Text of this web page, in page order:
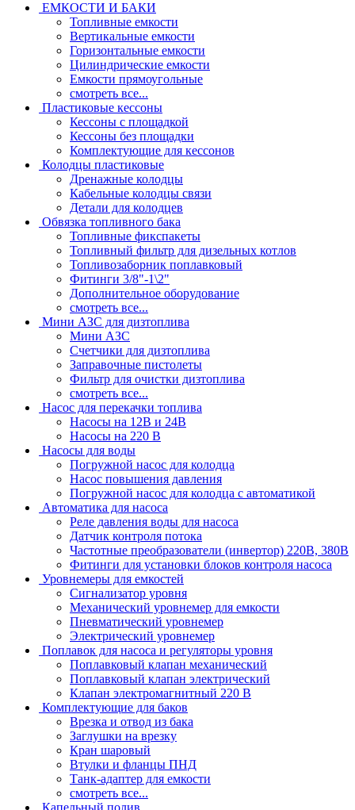
ЕМКОСТИ И БАКИ
Топливные емкости
Вертикальные емкости
Горизонтальные емкости
Цилиндрические емкости
Емкости прямоугольные
смотреть все...
Пластиковые кессоны
Кессоны с площадкой
Кессоны без площадки
Комплектующие для кессонов
Колодцы пластиковые
Дренажные колодцы
Кабельные колодцы связи
Детали для колодцев
Обвязка топливного бака
Топливные фикспакеты
Топливный фильтр для дизельных котлов
Топливозаборник поплавковый
Фитинги 3/8"-1\2"
Дополнительное оборудование
смотреть все...
Мини АЗС для дизтоплива
Мини АЗС
Счетчики для дизтоплива
Заправочные пистолеты
Фильтр для очистки дизтоплива
смотреть все...
Насос для перекачки топлива
Насосы на 12В и 24В
Насосы на 220 В
Насосы для воды
Погружной насос для колодца
Насос повышения давления
Погружной насос для колодца с автоматикой
Автоматика для насоса
Реле давления воды для насоса
Датчик контроля потока
Частотные преобразователи (инвертор) 220В, 380В
Фитинги для установки блоков контроля насоса
Уровнемеры для емкостей
Сигнализатор уровня
Механический уровнемер для емкости
Пневматический уровнемер
Электрический уровнемер
Поплавок для насоса и регуляторы уровня
Поплавковый клапан механический
Поплавковый клапан электрический
Клапан электромагнитный 220 В
Комплектующие для баков
Врезка и отвод из бака
Заглушки на врезку
Кран шаровый
Втулки и фланцы ПНД
Танк-адаптер для емкости
смотреть все...
Капельный полив